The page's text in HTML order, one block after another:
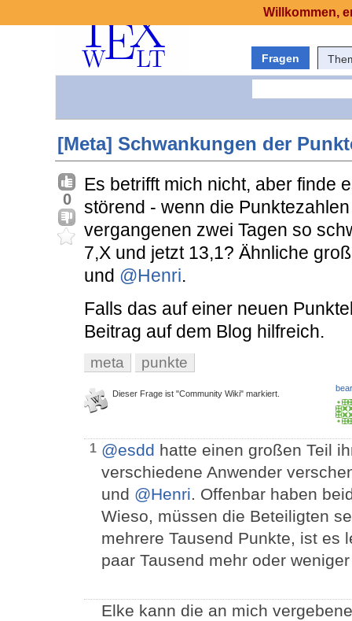
Fragen
[Meta] Schwankungen der
0
Es betrifft mich nicht, aber finde
störend - wenn die
vergangenen zwei Tagen so
7,X und jetzt 13,1? Ähnliche
und @Henri.
Falls das auf einer neuen
Beitrag auf dem Blog hilfreich.
meta punkte
Dieser Frage ist "Community Wiki" markiert.
1 @esdd hatte einen großen Teil
verschiedene Anwender
und @Henri. Offenbar haben
Wieso, müssen die Beteiligten
mehrere Tausend Punkte, ist es
paar Tausend mehr oder
Elke kann die an mich
Willkommen,